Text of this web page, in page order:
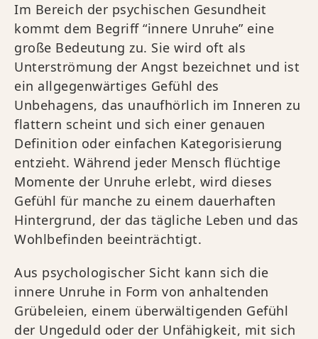
Im Bereich der psychischen Gesundheit
kommt dem Begriff “innere Unruhe” eine
große Bedeutung zu. Sie wird oft als
Unterströmung der Angst bezeichnet und ist
ein allgegenwärtiges Gefühl des
Unbehagens, das unaufhörlich im Inneren zu
flattern scheint und sich einer genauen
Definition oder einfachen Kategorisierung
entzieht. Während jeder Mensch flüchtige
Momente der Unruhe erlebt, wird dieses
Gefühl für manche zu einem dauerhaften
Hintergrund, der das tägliche Leben und das
Wohlbefinden beeinträchtigt.
Aus psychologischer Sicht kann sich die
innere Unruhe in Form von anhaltenden
Grübeleien, einem überwältigenden Gefühl
der Ungeduld oder der Unfähigkeit, mit sich